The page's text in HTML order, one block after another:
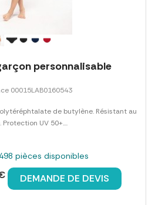
personnalisable
00015LAB0160543
de butylène. Résistant au
Protection UV 50+....
pièces disponibles
DEMANDE DE DEVIS